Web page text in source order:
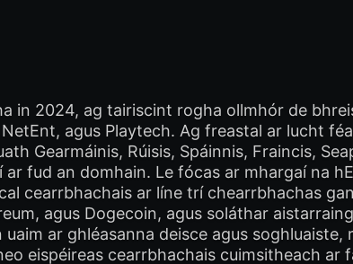
in 2024, ag tairiscint rogha ollmhór de
agus Playtech. Ag freastal ar lucht
Gearmáinis, Rúisis, Spáinnis, Fraincis,
fud an domhain. Le fócas ar mhargaí na
cearrbhachais ar líne trí chearrbhachas
agus Dogecoin, agus soláthar
ar ghléasanna deisce agus
eispéireas cearrbhachais cuimsitheach ar